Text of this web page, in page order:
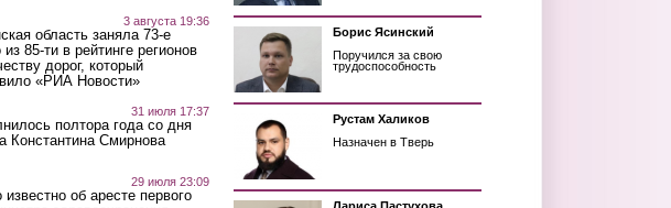
3 августа 19:36
область заняла 73-е
85-ти в рейтинге регионов
дорог, который
«РИА Новости»
31 июля 17:37
полтора года со дня
Константина Смирнова
29 июля 23:09
известно об аресте первого
Борис Ясинский
Поручился за свою
трудоспособность
Рустам Халиков
Назначен в Тверь